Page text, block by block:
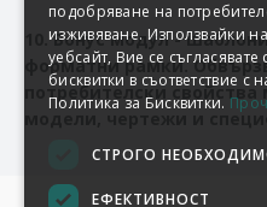
10. Бонус модул -
форматни рамки.
потребителски свойства
модели, чертежи и
подобряване на
изживяване. Използвайки
уебсайт, Вие се съгласявате
бисквитки в съответствие с
Политика за Бисквитки.
СТРОГО
ЕФЕКТИВНОСТ